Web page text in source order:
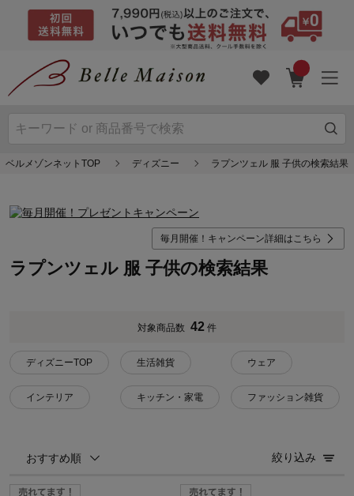
ベルメゾンネットTOP ディズニー ラプンツェル 服 子供の検索結果
毎月開催！キャンペーン詳細はこちら
ラプンツェル 服 子供の検索結果
対象商品数 42 件
ディズニーTOP
インテリア
生活雑貨
キッチン・家電
ウェア
ファッション雑貨
おすすめ順 絞り込み